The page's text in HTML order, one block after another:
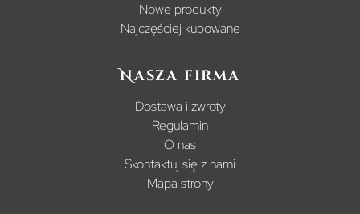
Nowe produkty
Najczęściej kupowane
Nasza firma
Dostawa i zwroty
Regulamin
O nas
Skontaktuj się z nami
Mapa strony